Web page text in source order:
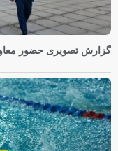
گزارش تصویری حضور